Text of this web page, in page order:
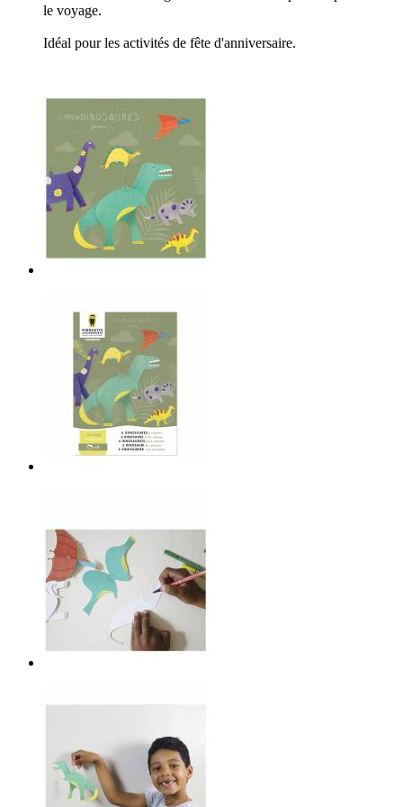
le voyage.
Idéal pour les activités de fête d'anniversaire.